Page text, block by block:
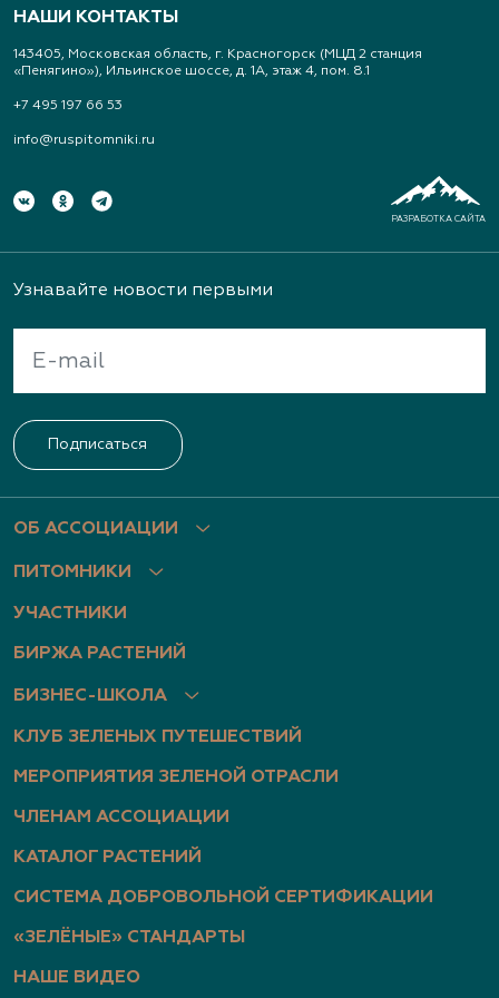
дом 14
(343) 213-1385
www.art-landshaft.ru
Архангельское
(926) 030-3602, (926) 030-3604
Нижегородская область, пр. Гагарина, д.101, оф.
2
https://www.youtube.com/channel/UChIXeIEY8vP
Нижегородская область, Нижегородская
область, Богородский р-н, дер. Березовка, ул.
Центральная, д. 1б
(951) 910-2630, (951) 910-2518, (910) 793-1401
http://www.archiland.biz/
https://www.youtube.com/channel/UChIXeIEY8vP
Астраханский питомник многолетних
НАШИ КОНТАКТЫ
143405, Московская область, г. Красногорск (МЦД 2 станция
«Пенягино»), Ильинское шоссе, д. 1А, этаж 4, пом. 8.1
+7 495 197 66 53
info@ruspitomniki.ru
РАЗРАБОТКА САЙТА
ОБ АССОЦИАЦИИ
ПИТОМНИКИ
УЧАСТНИКИ
БИРЖА РАСТЕНИЙ
БИЗНЕС-ШКОЛА
КЛУБ ЗЕЛЕНЫХ ПУТЕШЕСТВИЙ
МЕРОПРИЯТИЯ ЗЕЛЕНОЙ ОТРАСЛИ
ЧЛЕНАМ АССОЦИАЦИИ
КАТАЛОГ РАСТЕНИЙ
СИСТЕМА ДОБРОВОЛЬНОЙ СЕРТИФИКАЦИИ
«ЗЕЛЁНЫЕ» СТАНДАРТЫ
НАШЕ ВИДЕО
Узнавайте новости первыми
Подписаться